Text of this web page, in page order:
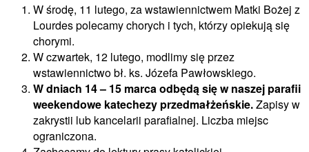
W środę, 11 lutego, za wstawiennictwem Matki Bożej z
Lourdes polecamy chorych i tych, którzy opiekują się
chorymi.
W czwartek, 12 lutego, modlimy się przez
wstawiennictwo bł. ks. Józefa Pawłowskiego.
W dniach 14 – 15 marca odbędą się w naszej parafii
weekendowe katechezy przedmałżeńskie.Zapisy w
zakrystii lub kancelarii parafialnej. Liczba miejsc
ograniczona.